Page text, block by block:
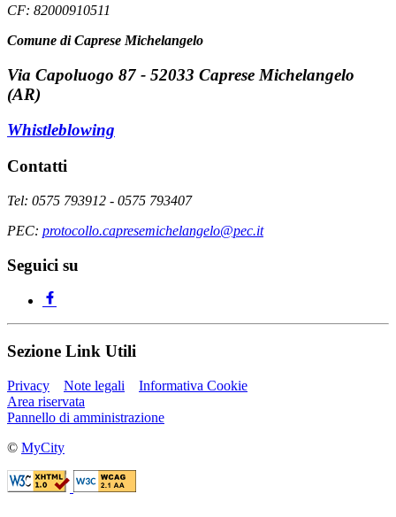
CF: 82000910511
Comune di Caprese Michelangelo
Via Capoluogo 87 - 52033 Caprese Michelangelo
(AR)
Whistleblowing
Contatti
Tel: 0575 793912 - 0575 793407
PEC: protocollo.capresemichelangelo@pec.it
Seguici su
Sezione Link Utili
Privacy Note legali
Informativa Cookie
Area riservata
Pannello di amministrazione
© MyCity